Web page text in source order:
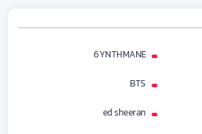
6YNTHMANE
BTS
ed sheeran